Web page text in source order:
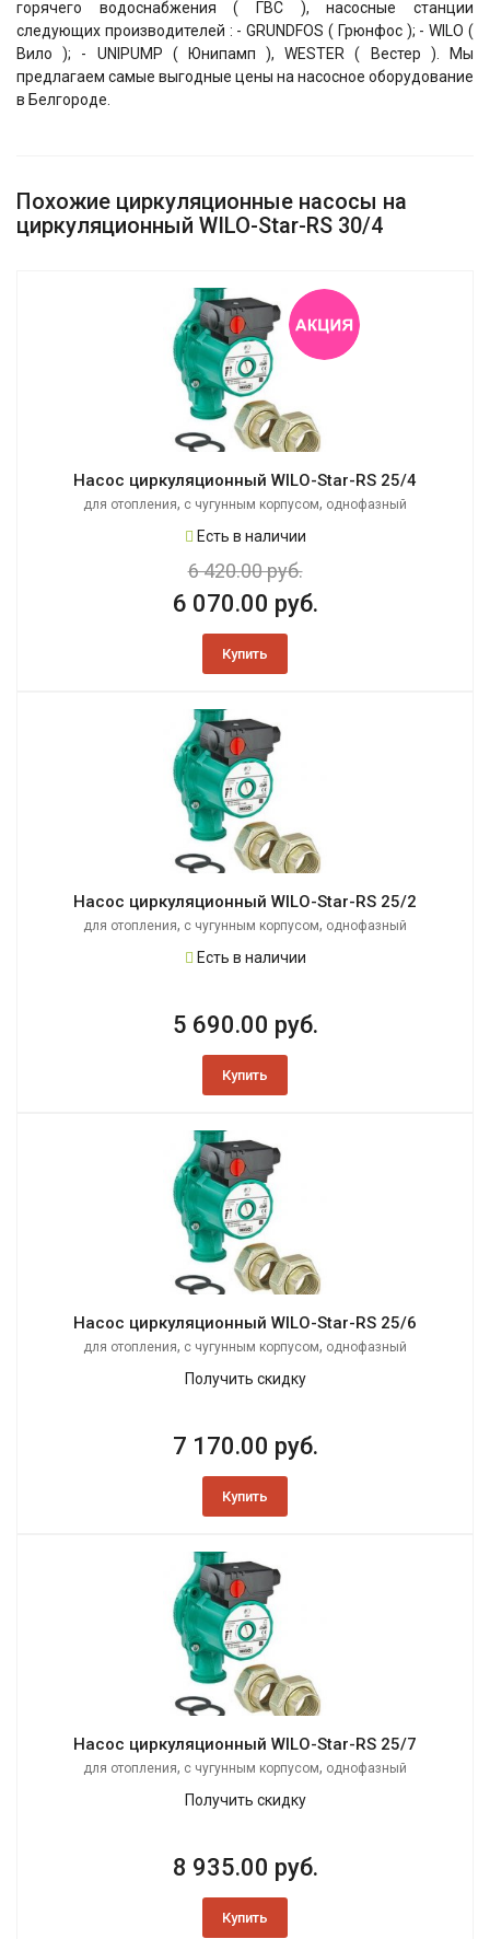
горячего водоснабжения ( ГВС ), насосные станции
следующих производителей : - GRUNDFOS ( Грюнфос ); - WILO (
Вило ); - UNIPUMP ( Юнипамп ), WESTER ( Вестер ). Мы
предлагаем самые выгодные цены на насосное оборудование
в Белгороде.
Похожие циркуляционные насосы на
циркуляционный WILO-Star-RS 30/4
Насос циркуляционный WILO-Star-RS 25/4
для отопления, с чугунным корпусом, однофазный
Есть в наличии
6 420.00 руб.
6 070.00 руб.
Купить
Насос циркуляционный WILO-Star-RS 25/2
для отопления, с чугунным корпусом, однофазный
Есть в наличии
5 690.00 руб.
Купить
Насос циркуляционный WILO-Star-RS 25/6
для отопления, с чугунным корпусом, однофазный
Получить скидку
7 170.00 руб.
Купить
Насос циркуляционный WILO-Star-RS 25/7
для отопления, с чугунным корпусом, однофазный
Получить скидку
8 935.00 руб.
Купить